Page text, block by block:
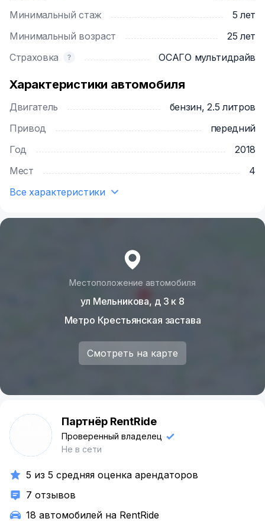
Минимальный стаж
5 лет
Минимальный возраст
25 лет
Страховка
ОСАГО мультидрайв
Характеристики автомобиля
Двигатель
бензин, 2.5 литров
Привод
передний
Год
2018
Мест
4
Все характеристики
Местоположение автомобиля
ул Мельникова, д 3 к 8
Метро Крестьянская застава
Смотреть на карте
Партнёр RentRide
Проверенный владелец
Не в сети
5 из 5 средняя оценка арендаторов
7 отзывов
18 автомобилей на RentRide